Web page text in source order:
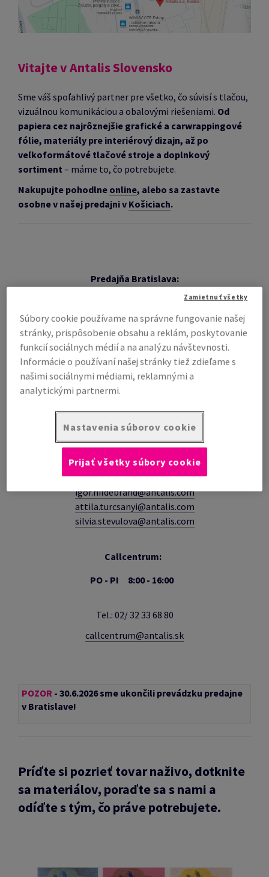
Vitajte v Antalis Slovensko
Sme váš spoľahlivý partner pre všetko, čo súvisí s tlačou,
vizuálnou komunikáciou a obalovými riešeniami. Od
papiera cez najrôznejšie grafické a carwrappingové
fólie, materiály pre interiérový dizajn, až po
veľkoformátové tlačové stroje a doplnkový
sortiment – máme to, čo potrebujete.
Nakupujte pohodlne online, alebo sa zastavte
osobne v našej predajni v Košiciach.
Predajňa Bratislava:
Ukončenie prevádzky k 30.6.2026,
Všetky naše produkty a služby sú vám naďalej k dispozícii
prostredníctvome-shopu, call centra s možnosťou
vyzdvihnutia tovaru na výdajnom mieste vo Sv. Juri
PO - PI 8:00 - 12:30 13:00 - 16:30
📍Južná trieda 66/1591, 040 01 Košice
Tel.: 0918 404 643, 055/ 62 22 125
igor.hildebrand@antalis.com
attila.turcsanyi@antalis.com
silvia.stevulova@antalis.com
Callcentrum:
PO - PI 8:00 - 16:00
Tel.: 02/ 32 33 68 80
callcentrum@antalis.sk
POZOR - 30.6.2026 sme ukončili prevádzku predajne
v Bratislave!
Príďte si pozrieť tovar naživo, dotknite
sa materiálov, poraďte sa s nami a
odíďte s tým, čo práve potrebujete.
Súbory cookie používame na správne fungovanie našej
stránky, prispôsobenie obsahu a reklám, poskytovanie
funkcií sociálnych médií a na analýzu návštevnosti.
Informácie o používaní našej stránky tiež zdieľame s
našimi sociálnymi médiami, reklamnými a
analytickými partnermi.
Nastavenia súborov cookie
Zamietnuť všetky
Prijať všetky súbory cookie